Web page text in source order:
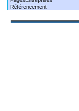
Référencement